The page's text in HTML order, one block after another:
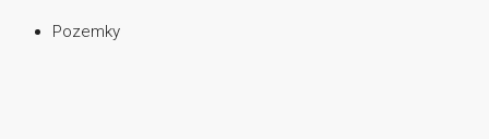
Pozemky